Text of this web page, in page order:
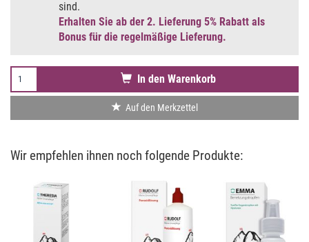
sind.
Erhalten Sie ab der 2. Lieferung 5% Rabatt als
Bonus für die regelmäßige Lieferung.
In den Warenkorb
Auf den Merkzettel
Wir empfehlen ihnen noch folgende Produkte: